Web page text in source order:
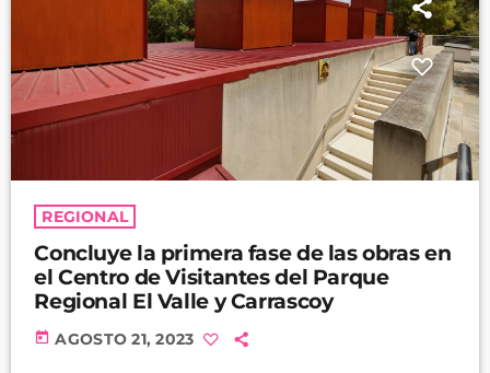
REGIONAL
Concluye la primera fase de las obras en
el Centro de Visitantes del Parque
Regional El Valle y Carrascoy
today AGOSTO 21, 2023